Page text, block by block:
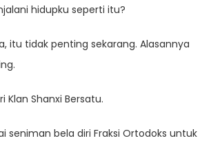
hidupku seperti itu?
itu tidak penting sekarang. Alasannya
Klan Shanxi Bersatu.
seniman bela diri Fraksi Ortodoks untuk